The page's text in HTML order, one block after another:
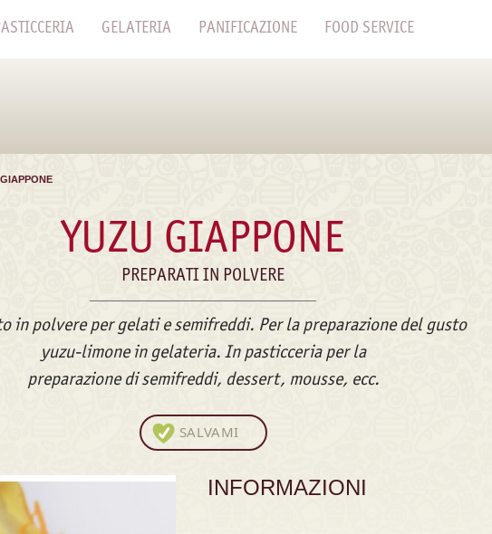
GELATERIA PANIFICAZIONE FOOD SERVICE
YUZU GIAPPONE
PREPARATI IN POLVERE
in polvere per gelati e semifreddi. Per la preparazione del gusto
yuzu-limone in gelateria. In pasticceria per la
preparazione di semifreddi, dessert, mousse, ecc.
SALVAMI
INFORMAZIONI